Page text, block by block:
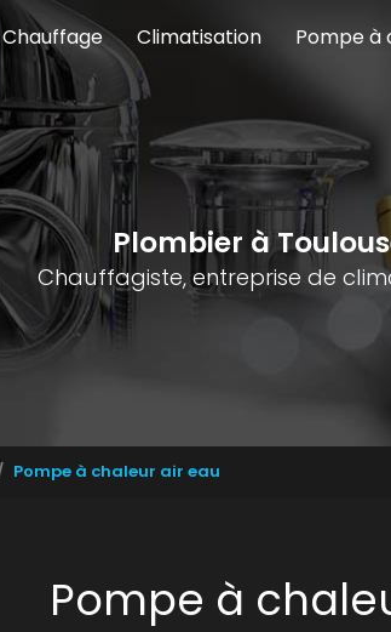
Chauffage Climatisation Pompe à
Plombier à
Chauffagiste, entreprise de
Pompe à chaleur air eau
Pompe à